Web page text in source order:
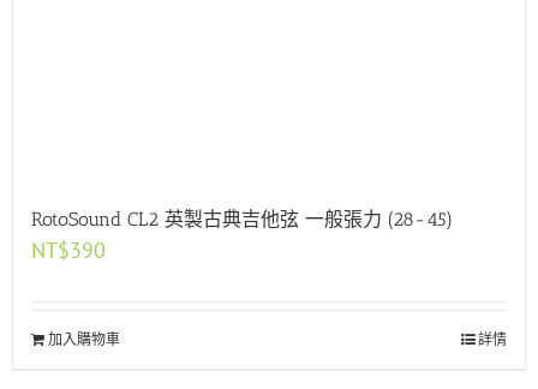
RotoSound CL2 英製古典吉他弦 一般張力 (28-45)
NT$390
加入購物車 詳情